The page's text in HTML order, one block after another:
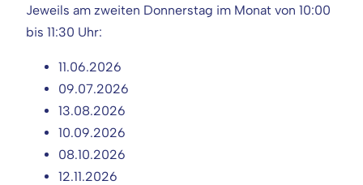
Jeweils am zweiten Donnerstag im Monat von 10:00
bis 11:30 Uhr:
11.06.2026
09.07.2026
13.08.2026
10.09.2026
08.10.2026
12.11.2026